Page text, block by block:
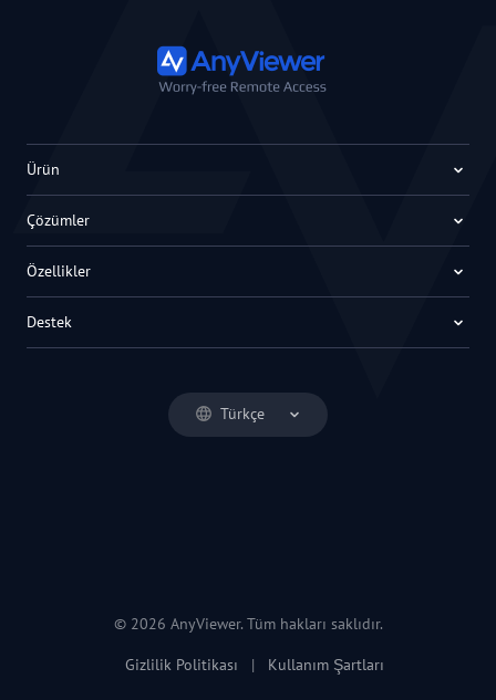
Türkçe
Ürün
Çözümler
Özellikler
Destek
© 2026 AnyViewer. Tüm hakları saklıdır.
Gizlilik Politikası | Kullanım Şartları